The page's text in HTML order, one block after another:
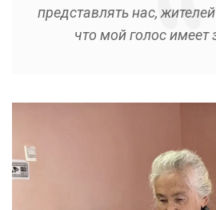
представлять нас,
что мой голос имеет